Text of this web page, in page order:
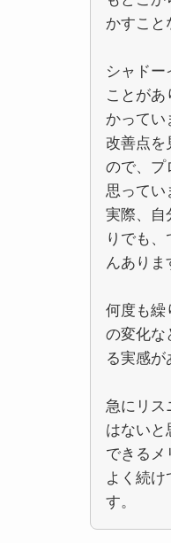
かすこと
シャドー
ことがあ
かってい
改善点を
ので、プ
思ってい
実際、自
りでも、
んありま
何度も繰
の変化な
る実感が
急にリス
はないと
できるメ
よく続け
す。